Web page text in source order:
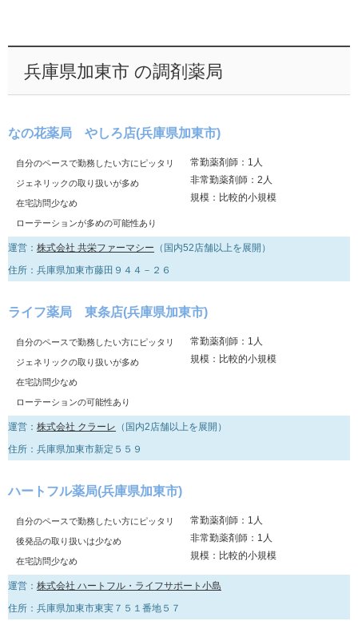
兵庫県加東市 の調剤薬局
なの花薬局 やしろ店(兵庫県加東市)
自分のペースで勤務したい方にピッタリ
ジェネリックの取り扱いが多め
在宅訪問少なめ
ローテーションが多めの可能性あり
常勤薬剤師：1人
非常勤薬剤師：2人
規模：比較的小規模
運営： 株式会社 共栄ファーマシー （国内52店舗以上を展開）
住所：兵庫県加東市藤田９４４－２６
ライフ薬局 東条店(兵庫県加東市)
自分のペースで勤務したい方にピッタリ
ジェネリックの取り扱いが多め
在宅訪問少なめ
ローテーションの可能性あり
常勤薬剤師：1人
規模：比較的小規模
運営： 株式会社 クラーレ （国内2店舗以上を展開）
住所：兵庫県加東市新定５５９
ハートフル薬局(兵庫県加東市)
自分のペースで勤務したい方にピッタリ
後発品の取り扱いは少なめ
在宅訪問少なめ
常勤薬剤師：1人
非常勤薬剤師：1人
規模：比較的小規模
運営： 株式会社 ハートフル・ライフサポート小島
住所：兵庫県加東市東実７５１番地５７